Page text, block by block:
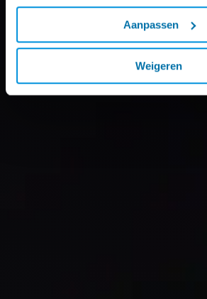
Aanpassen
Weigeren